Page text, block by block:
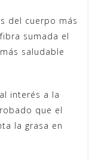
del cuerpo más
sumada el
saludable
interés a la
que el
la grasa en